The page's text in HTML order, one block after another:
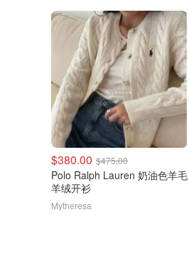
$380.00 $475.00
Polo Ralph Lauren 奶油色羊毛
羊绒开衫
Mytheresa